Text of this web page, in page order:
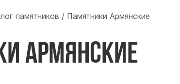
памятников / Памятники Армянские
Армянские